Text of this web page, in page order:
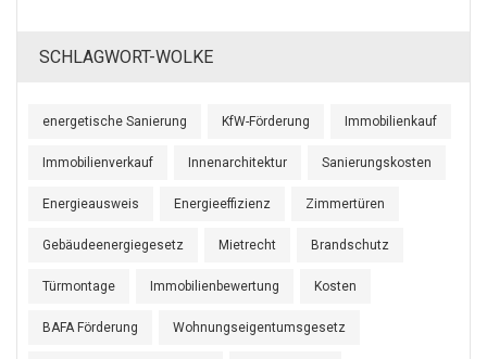
SCHLAGWORT-WOLKE
energetische Sanierung KfW-Förderung Immobilienkauf
Immobilienverkauf Innenarchitektur Sanierungskosten
Energieausweis Energieeffizienz Zimmertüren
Gebäudeenergiegesetz Mietrecht Brandschutz
Türmontage Immobilienbewertung Kosten
BAFA Förderung Wohnungseigentumsgesetz